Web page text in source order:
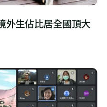
外生佔比居全國頂大